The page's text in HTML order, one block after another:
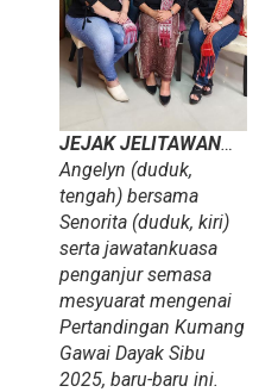
JEJAK JELITAWAN…
Angelyn (duduk,
tengah) bersama
Senorita (duduk, kiri)
serta jawatankuasa
penganjur semasa
mesyuarat mengenai
Pertandingan Kumang
Gawai Dayak Sibu
2025, baru-baru ini.